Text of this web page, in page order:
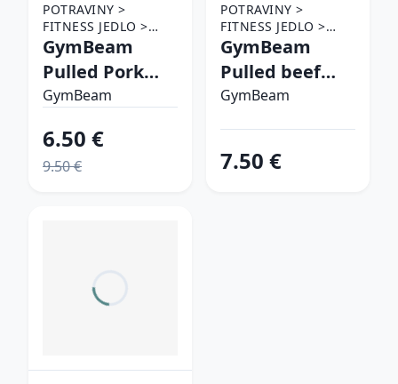
POTRAVINY >
FITNESS JEDLO >
MÄSO
GymBeam
Pulled Pork
barbecue
GymBeam
6.50 €
9.50 €
POTRAVINY >
FITNESS JEDLO >
MÄSO
GymBeam
Pulled beef
chilli
GymBeam
7.50 €